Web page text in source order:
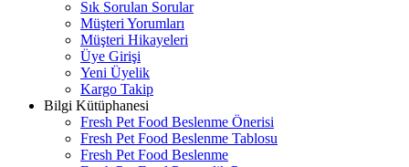
Sık Sorulan Sorular
Müşteri Yorumları
Müşteri Hikayeleri
Üye Girişi
Yeni Üyelik
Kargo Takip
Bilgi Kütüphanesi
Fresh Pet Food Beslenme Önerisi
Fresh Pet Food Beslenme Tablosu
Fresh Pet Food Beslenme